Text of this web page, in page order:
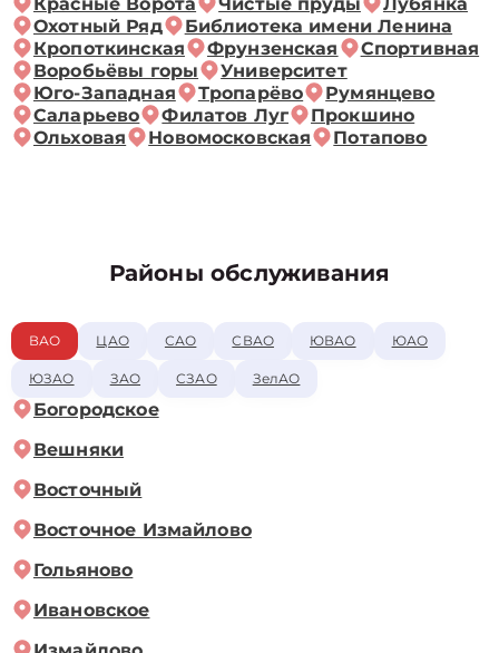
Охотный Ряд
Библиотека имени Ленина
Кропоткинская
Фрунзенская
Спортивная
Воробьёвы горы
Университет
Юго-Западная
Тропарёво
Румянцево
Саларьево
Филатов Луг
Прокшино
Ольховая
Новомосковская Потапово
Районы обслуживания
ВАО ЦАО САО СВАО ЮВАО ЮАО
ЮЗАО ЗАО СЗАО ЗелАО
Богородское
Вешняки
Восточный
Восточное Измайлово
Гольяново
Ивановское